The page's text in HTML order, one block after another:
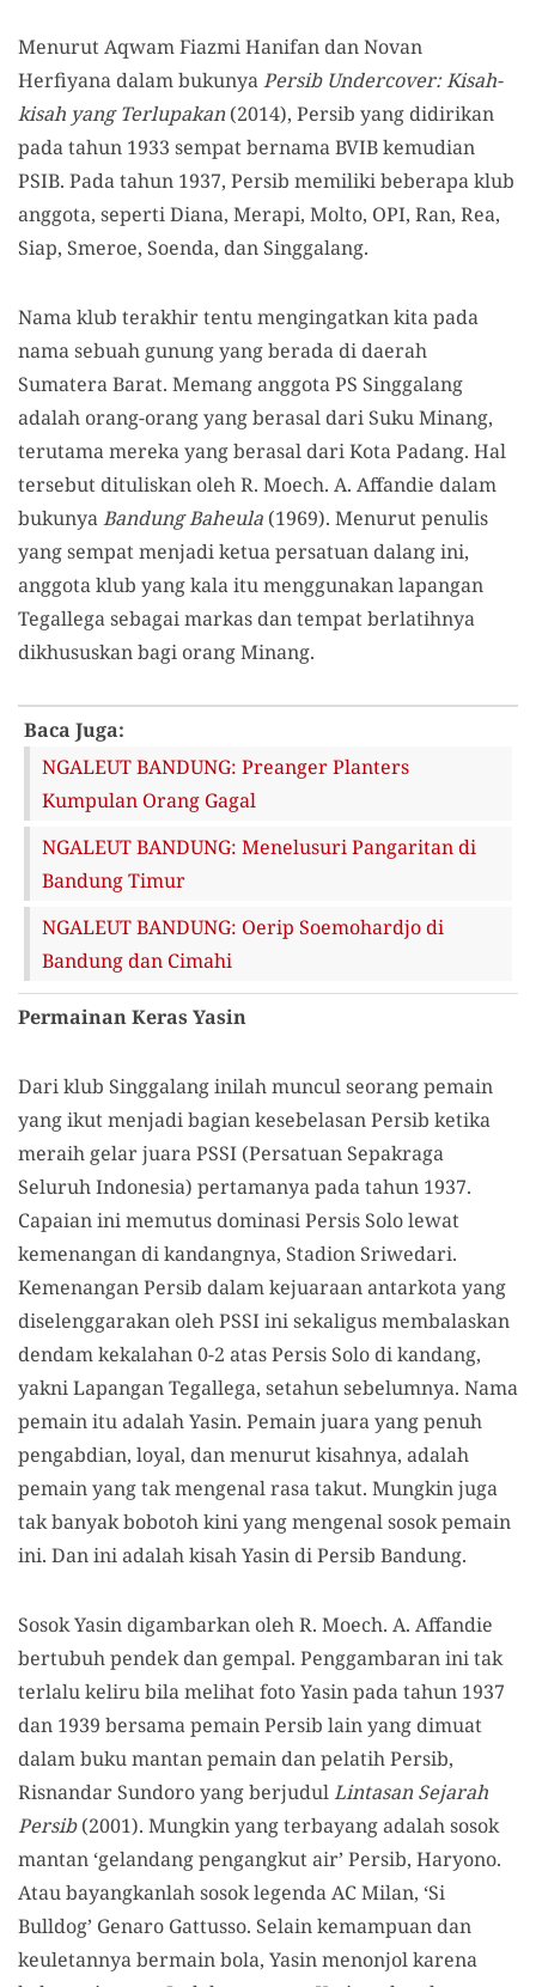
Menurut Aqwam Fiazmi Hanifan dan Novan
Herfiyana dalam bukunyaPersib Undercover: Kisah-
kisah yang Terlupakan (2014), Persib yang didirikan
pada tahun 1933 sempat bernama BVIB kemudian
PSIB. Pada tahun 1937, Persib memiliki beberapa klub
anggota, seperti Diana, Merapi, Molto, OPI, Ran, Rea,
Siap, Smeroe, Soenda, dan Singgalang.
Nama klub terakhir tentu mengingatkan kita pada
nama sebuah gunung yang berada di daerah
Sumatera Barat. Memang anggota PS Singgalang
adalah orang-orang yang berasal dari Suku Minang,
terutama mereka yang berasal dari Kota Padang. Hal
tersebut dituliskan oleh R. Moech. A. Affandie dalam
bukunyaBandung Baheula (1969). Menurut penulis
yang sempat menjadi ketua persatuan dalang ini,
anggota klub yang kala itu menggunakan lapangan
Tegallega sebagai markas dan tempat berlatihnya
dikhususkan bagi orang Minang.
Baca Juga:
NGALEUT BANDUNG: Preanger Planters
Kumpulan Orang Gagal
NGALEUT BANDUNG: Menelusuri Pangaritan di
Bandung Timur
NGALEUT BANDUNG: Oerip Soemohardjo di
Bandung dan Cimahi
Permainan Keras Yasin
Dari klub Singgalang inilah muncul seorang pemain
yang ikut menjadi bagian kesebelasan Persib ketika
meraih gelar juara PSSI (Persatuan Sepakraga
Seluruh Indonesia) pertamanya pada tahun 1937.
Capaian ini memutus dominasi Persis Solo lewat
kemenangan di kandangnya, Stadion Sriwedari.
Kemenangan Persib dalam kejuaraan antarkota yang
diselenggarakan oleh PSSI ini sekaligus membalaskan
dendam kekalahan 0-2 atas Persis Solo di kandang,
yakni Lapangan Tegallega, setahun sebelumnya. Nama
pemain itu adalah Yasin. Pemain juara yang penuh
pengabdian, loyal, dan menurut kisahnya, adalah
pemain yang tak mengenal rasa takut. Mungkin juga
tak banyak bobotoh kini yang mengenal sosok pemain
ini. Dan ini adalah kisah Yasin di Persib Bandung.
Sosok Yasin digambarkan oleh R. Moech. A. Affandie
bertubuh pendek dan gempal. Penggambaran ini tak
terlalu keliru bila melihat foto Yasin pada tahun 1937
dan 1939 bersama pemain Persib lain yang dimuat
dalam buku mantan pemain dan pelatih Persib,
Risnandar Sundoro yang berjudulLintasan Sejarah
Persib(2001). Mungkin yang terbayang adalah sosok
mantan ‘gelandang pengangkut air’ Persib, Haryono.
Atau bayangkanlah sosok legenda AC Milan, ‘Si
Bulldog’ Genaro Gattusso. Selain kemampuan dan
keuletannya bermain bola, Yasin menonjol karena